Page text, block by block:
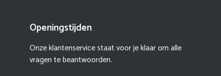
Openingstijden
Onze klantenservice staat voor je klaar om alle
vragen te beantwoorden.